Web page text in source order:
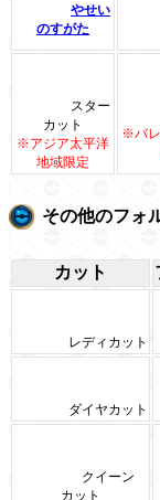
やせい
のすがた
スター
カット
※アジア太平洋
地域限定
※バレ
その他のフォ
カット
レディカット
ダイヤカット
クイーン
カット